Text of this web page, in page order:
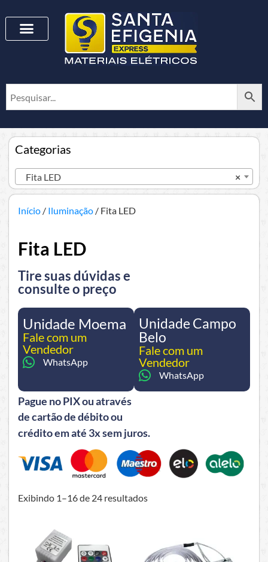
Categorias
×
Fita LED
Início / Iluminação / Fita LED
Fita LED
Tire suas dúvidas e
consulte o preço
Unidade Moema
Fale com um
Vendedor
WhatsApp
Unidade Campo
Belo
Fale com um
Vendedor
WhatsApp
Pague no PIX ou através
de cartão de débito ou
crédito em até 3x sem juros.
Exibindo 1–16 de 24 resultados